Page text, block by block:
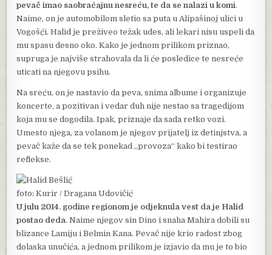
pevač imao saobraćajnu nesreću, te da se nalazi u komi.
Naime, on je automobilom sletio sa puta u Alipašinoj ulici u
Vogošći. Halid je preživeo težak udes, ali lekari nisu uspeli da
mu spasu desno oko. Kako je jednom prilikom priznao,
supruga je najviše strahovala da li će posledice te nesreće
uticati na njegovu psihu.
Na sreću, on je nastavio da peva, snima albume i organizuje
koncerte, a pozitivan i vedar duh nije nestao sa tragedijom
koja mu se dogodila. Ipak, priznaje da sada retko vozi.
Umesto njega, za volanom je njegov prijatelj iz detinjstva, a
pevač kaže da se tek ponekad „provoza“ kako bi testirao
reflekse.
foto: Kurir / Dragana Udovičić
U julu 2014. godine regionom je odjeknula vest da je Halid
postao deda. Naime njegov sin Dino i snaha Mahira dobili su
blizance Lamiju i Belmin Kana. Pevač nije krio radost zbog
dolaska unučića, a jednom prilikom je izjavio da mu je to bio